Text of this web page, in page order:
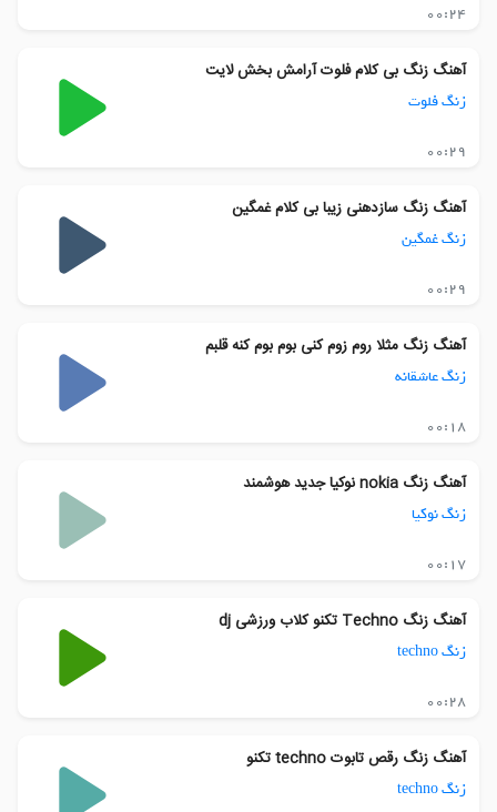
00:24
آهنگ زنگ بی کلام فلوت آرامش بخش لایت
زنگ فلوت
00:29
آهنگ زنگ سازدهنی زیبا بی کلام غمگین
زنگ غمگین
00:29
آهنگ زنگ مثلا روم زوم کنی بوم بوم کنه قلبم
زنگ عاشقانه
00:18
آهنگ زنگ nokia نوکیا جدید هوشمند
زنگ نوکیا
00:17
آهنگ زنگ Techno تکنو کلاب ورزشی dj
زنگ techno
00:28
آهنگ زنگ رقص تابوت techno تکنو
زنگ techno